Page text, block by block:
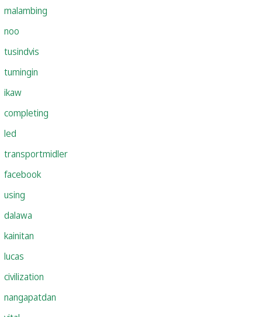
malambing
noo
tusindvis
tumingin
ikaw
completing
led
transportmidler
facebook
using
dalawa
kainitan
lucas
civilization
nangapatdan